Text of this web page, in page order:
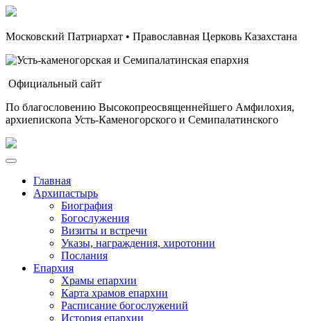
Московский Патриархат • Православная Церковь Казахстана
Официальный сайт
По благословению Высокопреосвященнейшего Амфилохия,
архиепископа Усть-Каменогорского и Семипалатинского
Главная
Архипастырь
Биография
Богослужения
Визиты и встречи
Указы, награждения, хиротонии
Послания
Епархия
Храмы епархии
Карта храмов епархии
Расписание богослужений
История епархии